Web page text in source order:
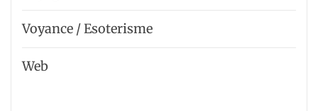
Voyance / Esoterisme
Web